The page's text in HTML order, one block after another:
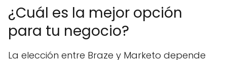
¿Cuál es la mejor opción
para tu negocio?
La elección entre Braze y Marketo depende